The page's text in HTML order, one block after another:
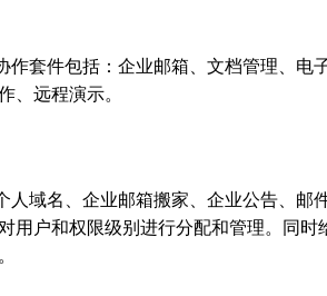
套件包括：企业邮箱、文档管理、电
、远程演示。
域名、企业邮箱搬家、企业公告、邮
用户和权限级别进行分配和管理。同时